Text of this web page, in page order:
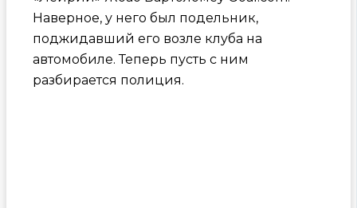
Наверное, у него был подельник,
поджидавший его возле клуба на
автомобиле. Теперь пусть с ним
разбирается полиция.